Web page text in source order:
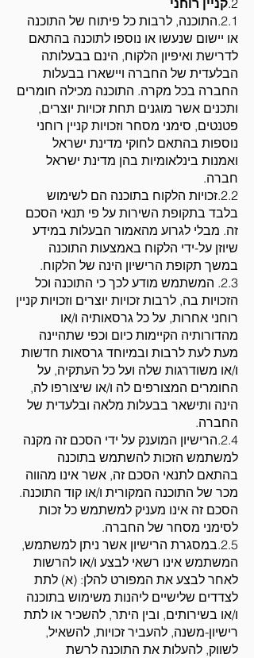
2. קניין רוחני
2.1.התוכנה, לרבות כל פיתוח של התוכנה
או יישום שנעשו או נוספו לתוכנה בהתאם
לדרישת ואיפיון הלקוח, הינם בבעלותה
הבלעדית של החברה ויישארו בבעלות
החברה בכל מקרה. התוכנה מכילה חומרים
ותכנים אשר מוגנים תחת זכויות יוצרים,
פטנטים, סימני מסחר וזכויות קניין רוחני
נוספות בהתאם לחוקי מדינת ישראל
ואמנות בינלאומיות בהן מדינת ישראל
חברה.
2.2.זכויות הלקוח בתוכנה הם לשימוש
בלבד בתקופת השירות על פי תנאי הסכם
זה. מבלי לגרוע מהאמור הבעלות במידע
שיוזן על-ידי הלקוח באמצעות התוכנה
במשך תקופת הרישיון הינה של הלקוח.
2.3. המשתמש מודע לכך כי התוכנה וכל
הזכויות בה, לרבות זכויות יוצרים וזכויות קניין
רוחני אחרות, על כל גרסאותיה ו/או
מהדורותיה הקיימות כיום וכפי שתהיינה
מעת לעת לרבות ובמיוחד גרסאות חדשות
ו/או משודרגות שלה ועל כל העתקיה, על
החומרים המצורפים לה ו/או שיצורפו לה,
הינה ותישאר בבעלות מלאה ובלעדית של
החברה.
2.4.הרישיון המוענק על ידי הסכם זה מקנה
למשתמש הזכות להשתמש בתוכנה
בהתאם לתנאי הסכם זה, אשר אינו מהווה
מכר של התוכנה המקורית ו/או קוד התוכנה.
הסכם זה אינו מעניק למשתמש כל זכות
לסימני מסחר של החברה.
2.5.במסגרת הרישיון אשר ניתן למשתמש,
המשתמש אינו רשאי לבצע ו/או להרשות
לאחר לבצע את המפורט להלן: (א) לתת
לצדדים שלישיים ליהנות משימוש בתוכנה
ו/או בשירותים, ובין היתר, להשכיר או לתת
רישיון-משנה, להעביר זכויות, להשאיל,
לשווק, להעלות את התוכנה לרשת